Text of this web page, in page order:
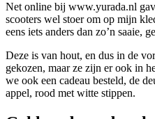
Net online bij www.yurada.nl
scooters wel stoer om op mijn
eens iets anders dan zo’n saaie,
Deze is van hout, en dus in de
gekozen, maar ze zijn er ook in
we ook een cadeau besteld, de
appel, rood met witte stippen.